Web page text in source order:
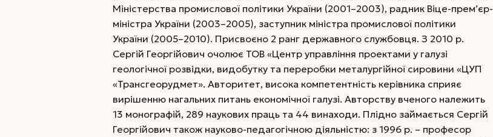
Міністерства промислової політики України (2001–2003), радник Віце-прем’єр-
міністра України (2003–2005), заступник міністра промислової політики
України (2005–2010). Присвоєно 2 ранг державного службовця. З 2010 р.
Сергій Георгійович очолює ТОВ «Центр управління проектами у галузі
геологічної розвідки, видобутку та переробки металургійної сировини «ЦУП
«Трансгеорудмет». Авторитет, висока компетентність керівника сприяє
вирішенню нагальних питань економічної галузі. Авторству вченого належить
13 монографій, 289 наукових праць та 44 винаходи. Плідно займається Сергій
Георгійович також науково-педагогічною діяльністю: з 1996 р. – професор